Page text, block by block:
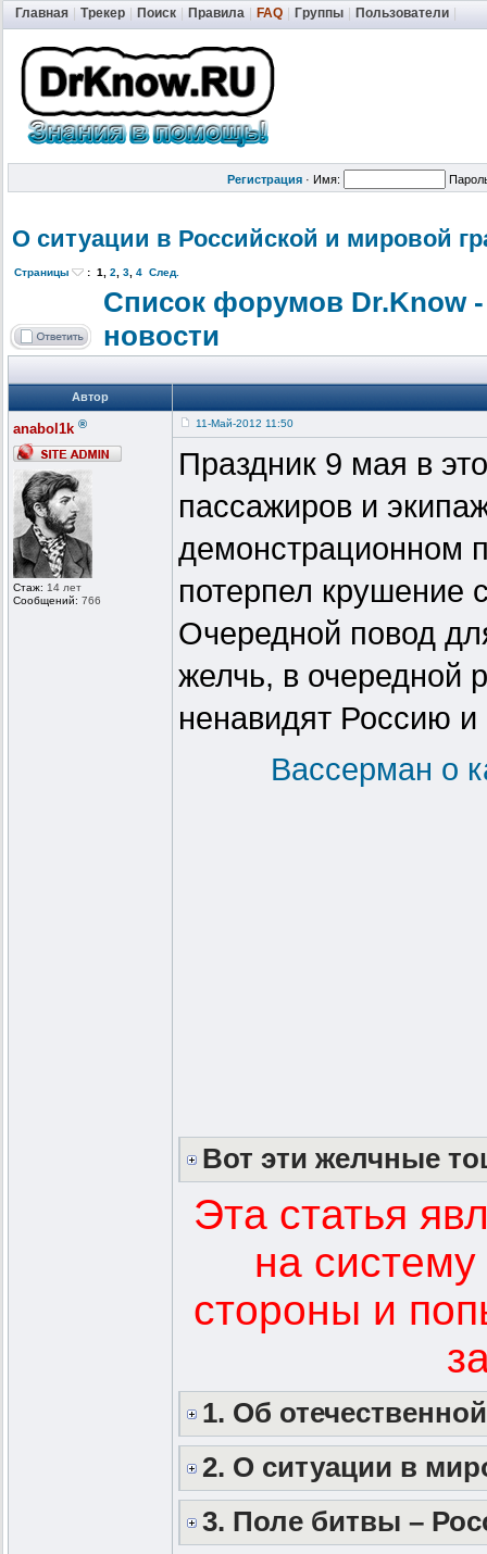
Главная Трекер Поиск Правила FAQ Группы Пользователи
Регистрация · Имя:
О ситуации в Российской и мировой
Страницы : 1, 2, 3, 4 След.
Список форумов Dr.Know
новости
Автор
anabol1k ®
Стаж: 14 лет
Сообщений: 766
11-Май-2012 11:50
Праздник 9 мая в
пассажиров и
демонстрационном
потерпел крушение
Очередной повод
желчь, в очередной
ненавидят Россию и
Вассерман о
Вот эти желчные
Эта статья
на
стороны и
1. Об
2. О ситуации в
3. Поле битвы –